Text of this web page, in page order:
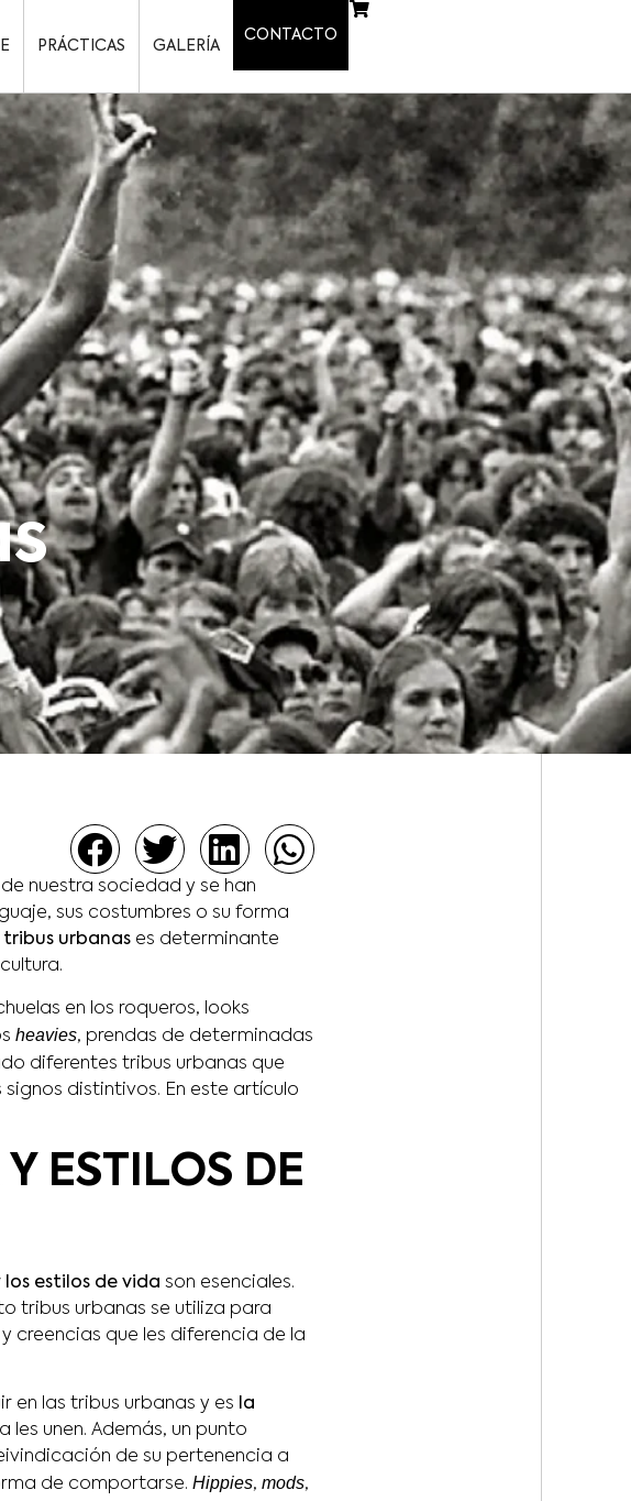
PRÁCTICAS GALERÍA
CONTACTO
nuestra sociedad y se han
sus costumbres o su forma
urbanas es determinante
en los roqueros, looks
heavies, prendas de determinadas
diferentes tribus urbanas que
distintivos. En este artículo
ESTILOS DE
estilos de vida son esenciales.
tribus urbanas se utiliza para
creencias que les diferencia de la
en las tribus urbanas y es
la
les unen. Además, un punto
de su pertenencia a
de comportarse. Hippies, mods,